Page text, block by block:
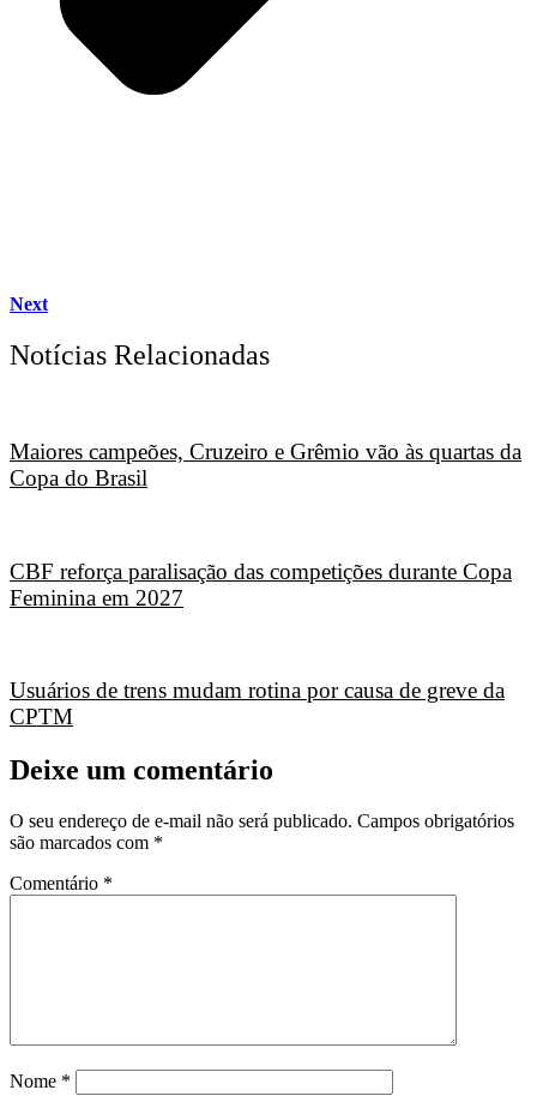
Next
Notícias Relacionadas
Maiores campeões, Cruzeiro e Grêmio vão às quartas da
Copa do Brasil
CBF reforça paralisação das competições durante Copa
Feminina em 2027
Usuários de trens mudam rotina por causa de greve da
CPTM
Deixe um comentário
O seu endereço de e-mail não será publicado. Campos obrigatórios
são marcados com *
Comentário *
Nome *